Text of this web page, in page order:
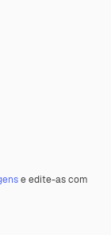
e edite-as com